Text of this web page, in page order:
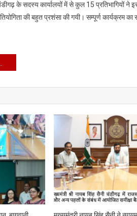
के सदस्य कार्यालयों में से कुल 15 प्रतिभागियों ने इस
की बहुत प्रशंसा की गयी। सम्पूर्ण कार्यक्रम